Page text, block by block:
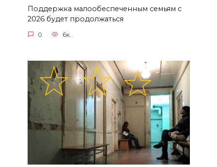
Поддержка малообеспеченным семьям с
2026 будет продолжаться
0 6к.